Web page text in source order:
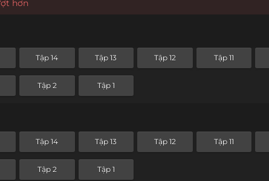
hơn
Tập 14 Tập 13 Tập 12 Tập 11
Tập 2 Tập 1
Tập 14 Tập 13 Tập 12 Tập 11
Tập 2 Tập 1